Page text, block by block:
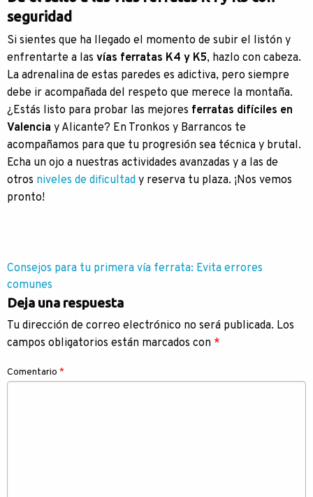
seguridad
Si sientes que ha llegado el momento de subir el listón y
enfrentarte a las vías ferratas K4 y K5, hazlo con cabeza.
La adrenalina de estas paredes es adictiva, pero siempre
debe ir acompañada del respeto que merece la montaña.
¿Estás listo para probar las mejores ferratas difíciles en
Valencia y Alicante? En Tronkos y Barrancos te
acompañamos para que tu progresión sea técnica y brutal.
Echa un ojo a nuestras actividades avanzadas y a las de
otros niveles de dificultad y reserva tu plaza. ¡Nos vemos
pronto!
Navegación
de
entradas
Consejos para tu primera vía ferrata: Evita errores
comunes
Deja una respuesta
Tu dirección de correo electrónico no será publicada. Los
campos obligatorios están marcados con *
Comentario *